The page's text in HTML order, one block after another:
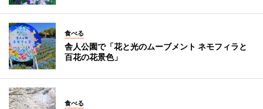
食べる
舎人公園で「花と光のムーブメント ネモフィラと
百花の花景色」
食べる